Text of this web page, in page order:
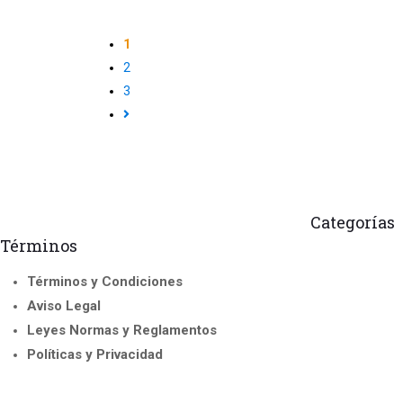
1
2
3
Términos
Términos y Condiciones
Aviso Legal
Leyes Normas y Reglamentos
Políticas y Privacidad
Categorías